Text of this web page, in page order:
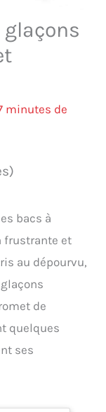
minutes de
bacs à
frustrante et
au dépourvu,
de
quelques
ses